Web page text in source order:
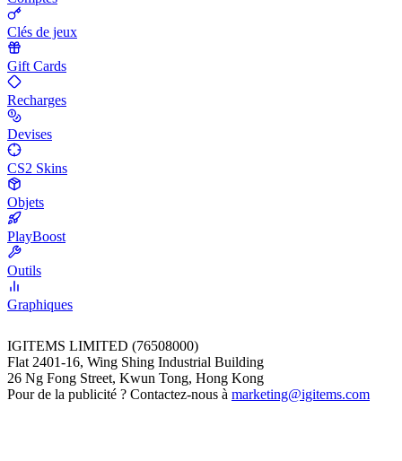
Clés de jeux
Gift Cards
Recharges
Devises
CS2 Skins
Objets
PlayBoost
Outils
Graphiques
IGITEMS LIMITED (76508000)
Flat 2401-16, Wing Shing Industrial Building
26 Ng Fong Street, Kwun Tong, Hong Kong
Pour de la publicité ? Contactez-nous à marketing@igitems.com